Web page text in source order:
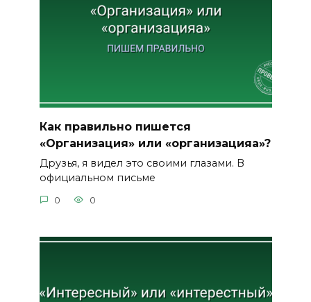
Как правильно пишется
«Организация» или «организацияа»?
Друзья, я видел это своими глазами. В
официальном письме
0 0